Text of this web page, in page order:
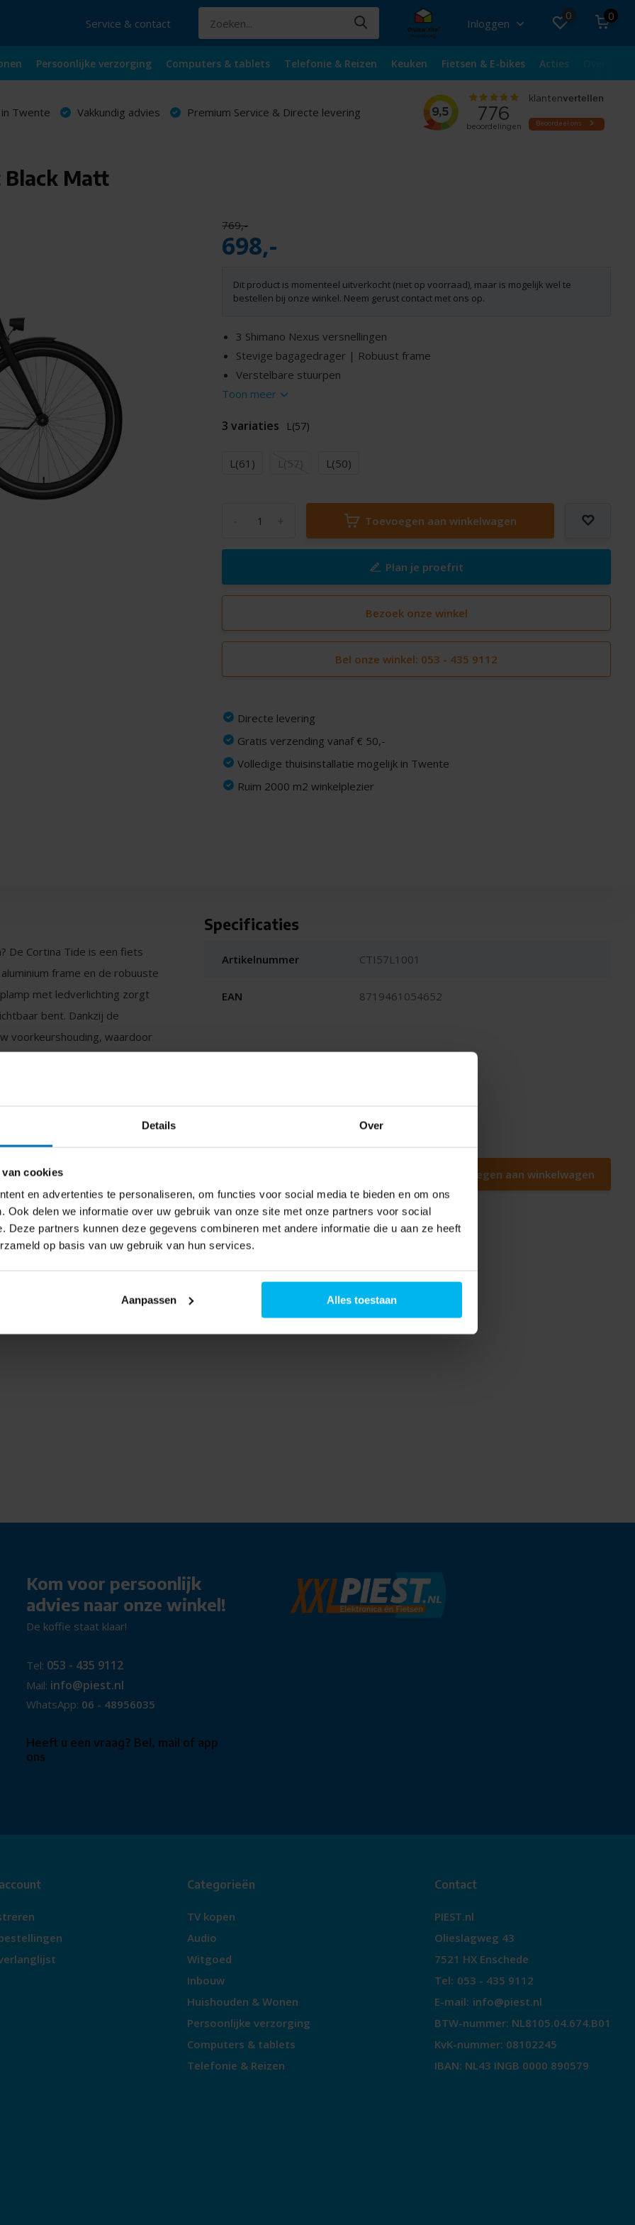
Details Over
cookies
en advertenties te personaliseren, om functies voor social media te bieden en om ons
Ook delen we informatie over uw gebruik van onze site met onze partners voor social
Deze partners kunnen deze gegevens combineren met andere informatie die u aan ze heeft
op basis van uw gebruik van hun services.
Aanpassen Alles toestaan
Service & contact Inloggen
0 0
Persoonlijke verzorging Computers & tablets Telefonie & Reizen Keuken Fietsen & E-bikes Acties
Twente Vakkundig advies Premium Service & Directe levering
Black Matt
769,-
698,-
Dit product is momenteel uitverkocht (niet op voorraad), maar is mogelijk wel te
bestellen bij onze winkel. Neem gerust contact met ons op.
3 Shimano Nexus versnellingen
Stevige bagagedrager | Robuust frame
Verstelbare stuurpen
Toon meer
3 variaties L(57)
L(61) L(57) L(50)
Toevoegen aan winkelwagen
Plan je proefrit
Bezoek onze winkel
Bel onze winkel: 053 - 435 9112
Directe levering
Gratis verzending vanaf € 50,-
Volledige thuisinstallatie mogelijk in Twente
Ruim 2000 m2 winkelplezier
De Cortina Tide is een fiets
frame en de robuuste
met ledverlichting zorgt
bent. Dankzij de
voorkeurshouding, waardoor
plezier van hebt? Dan is
supersterk aluminium frame
stevige bagagedrager met
Ondanks zijn robuustheid is
en stijlvol door de stad
een echte blikvanger. Of
De Cortina Tide komt in
Cortina Tide!
uit de stalling en fiets
zorgen ervoor dat je
instap en verstelbare
ritjes maar ook zeker bij
Specificaties
Artikelnummer CTI57L1001
EAN 8719461054652
ND3 - Dames - Jet Black Matt
de beschikbaarheid
Toevoegen aan winkelwagen
Kom voor persoonlijk
advies naar onze winkel!
De koffie staat klaar!
Tel: 053 - 435 9112
Mail: info@piest.nl
WhatsApp: 06 - 48956035
Heeft u een vraag? Bel, mail of app
ons
Categorieën
TV kopen
Audio
Witgoed
Inbouw
Huishouden & Wonen
Persoonlijke verzorging
Computers & tablets
Telefonie & Reizen
Contact
PIEST.nl
Olieslagweg 43
7521 HX Enschede
Tel: 053 - 435 9112
E-mail: info@piest.nl
BTW-nummer: NL8105.04.674.B01
KvK-nummer: 08102245
IBAN: NL43 INGB 0000 890579